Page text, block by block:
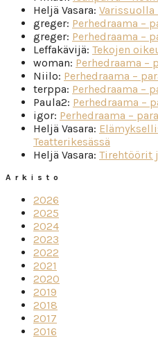
Heljä Vasara: Varissuolla
greger: Perhedraama –
greger: Perhedraama –
Leffakävijä: Tekojen
woman: Perhedraama –
Niilo: Perhedraama –
terppa: Perhedraama –
Paula2: Perhedraama –
igor: Perhedraama –
Heljä Vasara:
Teatterikesässä
Heljä Vasara: Tirehtöörit
Arkisto
2026
2025
2024
2023
2022
2021
2020
2019
2018
2017
2016